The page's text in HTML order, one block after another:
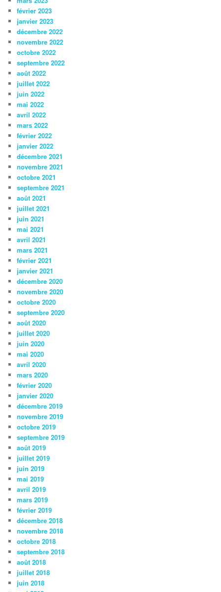
février 2023
janvier 2023
décembre 2022
novembre 2022
octobre 2022
septembre 2022
août 2022
juillet 2022
juin 2022
mai 2022
avril 2022
mars 2022
février 2022
janvier 2022
décembre 2021
novembre 2021
octobre 2021
septembre 2021
août 2021
juillet 2021
juin 2021
mai 2021
avril 2021
mars 2021
février 2021
janvier 2021
décembre 2020
novembre 2020
octobre 2020
septembre 2020
août 2020
juillet 2020
juin 2020
mai 2020
avril 2020
mars 2020
février 2020
janvier 2020
décembre 2019
novembre 2019
octobre 2019
septembre 2019
août 2019
juillet 2019
juin 2019
mai 2019
avril 2019
mars 2019
février 2019
décembre 2018
novembre 2018
octobre 2018
septembre 2018
août 2018
juillet 2018
juin 2018